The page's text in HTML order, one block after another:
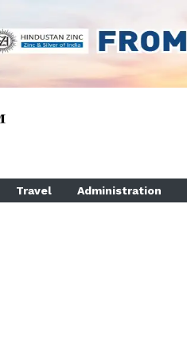
Travel Administration